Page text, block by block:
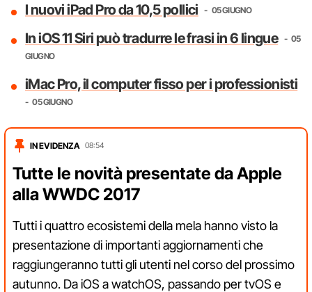
I nuovi iPad Pro da 10,5 pollici 05 GIUGNO
In iOS 11 Siri può tradurre le frasi in 6 lingue
05
GIUGNO
iMac Pro, il computer fisso per i professionisti
05 GIUGNO
IN EVIDENZA 08:54
Tutte le novità presentate da Apple
alla WWDC 2017
Tutti i quattro ecosistemi della mela hanno visto la
presentazione di importanti aggiornamenti che
raggiungeranno tutti gli utenti nel corso del prossimo
autunno. Da iOS a watchOS, passando per tvOS e